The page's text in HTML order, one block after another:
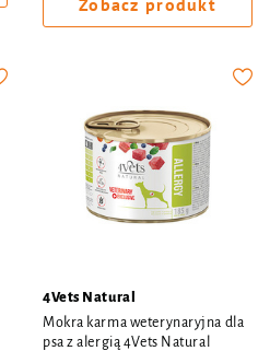
Zobacz produkt
4Vets Natural
Mokra karma weterynaryjna dla
psa z alergią 4Vets Natural